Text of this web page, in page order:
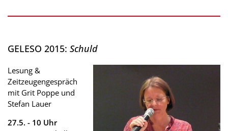
GELESO 2015: Schuld
Lesung &
Zeitzeugengespräch
mit Grit Poppe und
Stefan Lauer
27.5. - 10 Uhr